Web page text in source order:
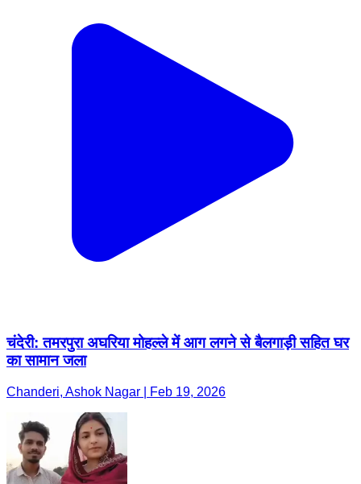
चंदेरी: तमरपुरा अघरिया मोहल्ले में आग लगने से बैलगाड़ी सहित घर
का सामान जला
Chanderi, Ashok Nagar | Feb 19, 2026